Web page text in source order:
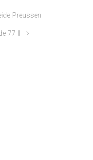
Preussen
77 II